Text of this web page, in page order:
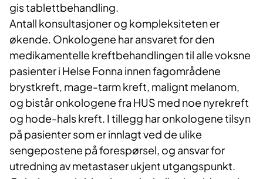
gis tablettbehandling.
Antall konsultasjoner og kompleksiteten er
økende. Onkologene har ansvaret for den
medikamentelle kreftbehandlingen til alle voksne
pasienter i Helse Fonna innen fagområdene
brystkreft, mage-tarm kreft, malignt melanom,
og bistår onkologene fra HUS med noe nyrekreft
og hode-hals kreft. I tillegg har onkologene tilsyn
på pasienter som er innlagt ved de ulike
sengepostene på forespørsel, og ansvar for
utredning av metastaser ukjent utgangspunkt.